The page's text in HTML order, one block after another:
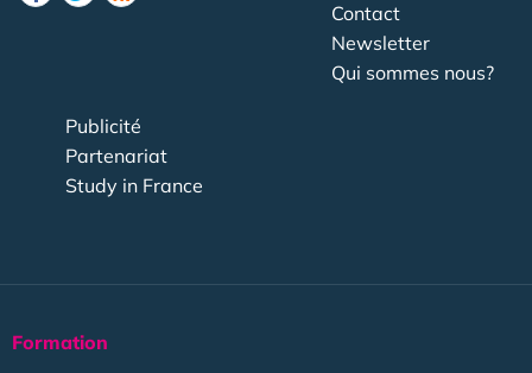
Contact
Newsletter
Qui sommes nous?
Publicité
Partenariat
Study in France
Formation